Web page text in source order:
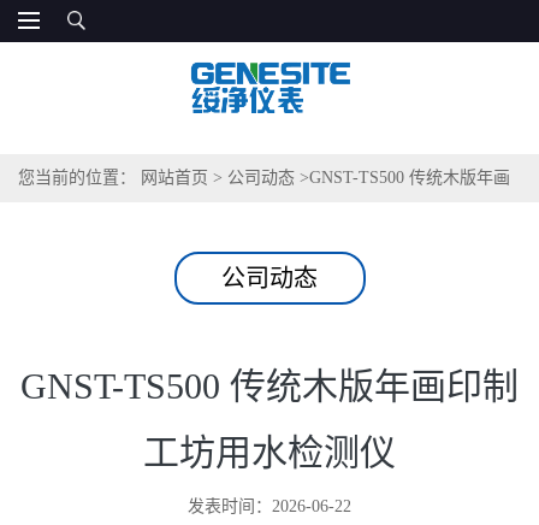
您当前的位置： 网站首页 > 公司动态>GNST-TS500 传统木版年画
印制工坊用水检测仪